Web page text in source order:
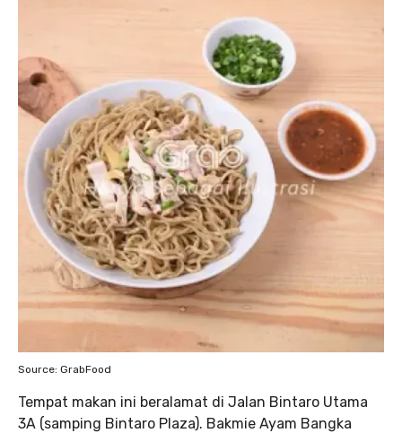
Source: GrabFood
Tempat makan ini beralamat di Jalan Bintaro Utama
3A (samping Bintaro Plaza). Bakmie Ayam Bangka